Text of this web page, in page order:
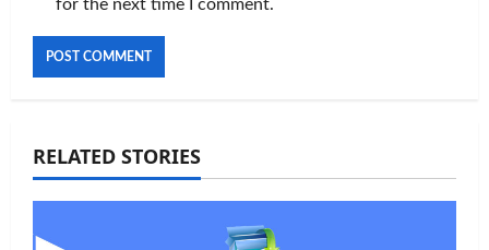
for the next time I comment.
RELATED STORIES